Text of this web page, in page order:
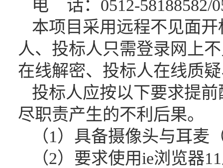
电
话： 0512-58188582/
本项目采用远程不见面
人、投标人只需登录网上
在线解密、投标人在线质
投标人应按以下要求提
尽职责产生的不利后果。
（1）具备摄像头与耳麦
（2）要求使用ie浏览器